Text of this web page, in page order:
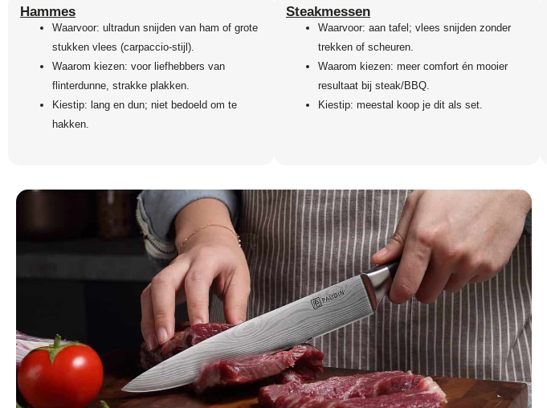
Hammes
Waarvoor: ultradun snijden van ham of grote
stukken vlees (carpaccio-stijl).
Waarom kiezen: voor liefhebbers van
flinterdunne, strakke plakken.
Kiestip: lang en dun; niet bedoeld om te
hakken.
Steakmessen
Waarvoor: aan tafel; vlees snijden zonder
trekken of scheuren.
Waarom kiezen: meer comfort én mooier
resultaat bij steak/BBQ.
Kiestip: meestal koop je dit als set.